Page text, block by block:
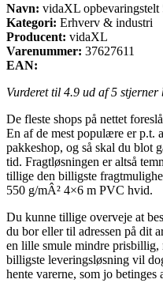
Navn: vidaXL
Kategori: Erhverv & industri
Producent: vidaXL
Varenummer: 37627611
EAN:
Vurderet til 4.9 ud af 5 stjerner
De fleste shops på nettet
En af de mest populære er p.t.
pakkeshop, og så skal du blot
tid. Fragtløsningen er altså
tillige den billigste
550 g/mÂ² 4×6 m PVC hvid.
Du kunne tillige overveje at
du bor eller til adressen på dit
en lille smule mindre prisbillig,
billigste leveringsløsning vil
hente varerne, som jo